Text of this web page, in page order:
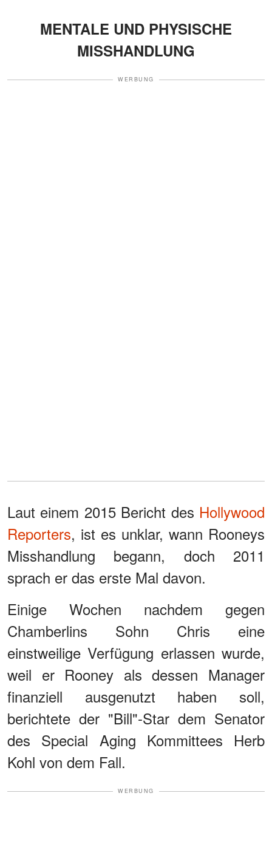
MENTALE UND PHYSISCHE
MISSHANDLUNG
WERBUNG
Laut einem 2015 Bericht des Hollywood
Reporters, ist es unklar, wann Rooneys
Misshandlung begann, doch 2011
sprach er das erste Mal davon.
Einige Wochen nachdem gegen
Chamberlins Sohn Chris eine
einstweilige Verfügung erlassen wurde,
weil er Rooney als dessen Manager
finanziell ausgenutzt haben soll,
berichtete der "Bill"-Star dem Senator
des Special Aging Kommittees Herb
Kohl von dem Fall.
WERBUNG